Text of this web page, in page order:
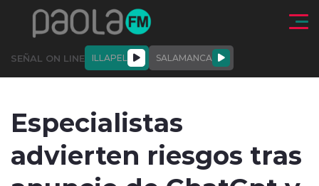
Click acá para ir directamente al contenido
SEÑAL ON LINE ILLAPEL SALAMANCA
ACTUALIDAD DEPORTES
Especialistas
advierten riesgos tras